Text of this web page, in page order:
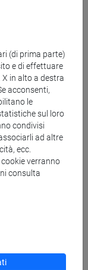
NEGLI
iniziale
NEGLI
iniziale
(di prima parte)
e di effettuare
in alto a destra
acconsenti,
le
sul loro
condivisi
ad altre
ecc.
cookie verranno
consulta